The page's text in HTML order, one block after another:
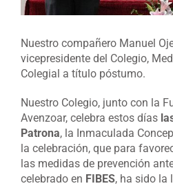
Nuestro compañero Manuel
vicepresidente del Colegio,
Colegial a título póstumo.
Nuestro Colegio, junto con la
Avenzoar, celebra estos días
Patrona, la Inmaculada
la celebración, que para
las medidas de prevención
celebrado en FIBES, ha sido la